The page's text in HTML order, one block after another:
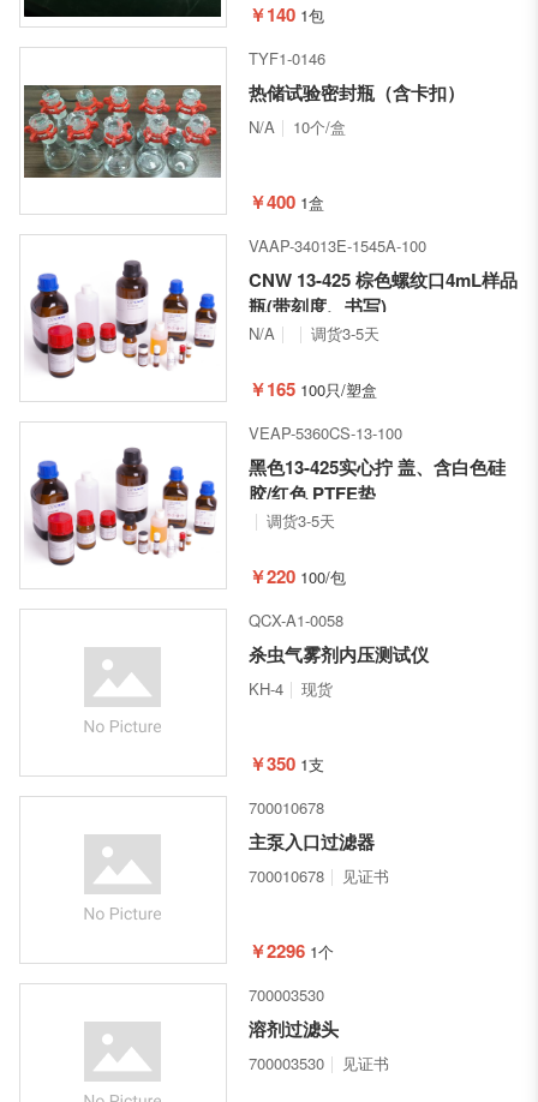
￥140 1包
TYF1-0146
热储试验密封瓶（含卡扣）
N/A 10个/盒
￥400 1盒
VAAP-34013E-1545A-100
CNW 13-425 棕色螺纹口4mL样品
瓶(带刻度、书写)
N/A 调货3-5天
￥165 100只/塑盒
VEAP-5360CS-13-100
黑色13-425实心拧 盖、含白色硅
胶/红色 PTFE垫
调货3-5天
￥220 100/包
QCX-A1-0058
杀虫气雾剂内压测试仪
KH-4 现货
￥350 1支
700010678
主泵入口过滤器
700010678 见证书
￥2296 1个
700003530
溶剂过滤头
700003530 见证书